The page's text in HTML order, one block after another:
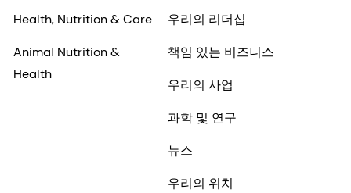
Health, Nutrition & Care
Animal Nutrition &
Health
우리의 리더십
책임 있는 비즈니스
우리의 사업
과학 및 연구
뉴스
우리의 위치